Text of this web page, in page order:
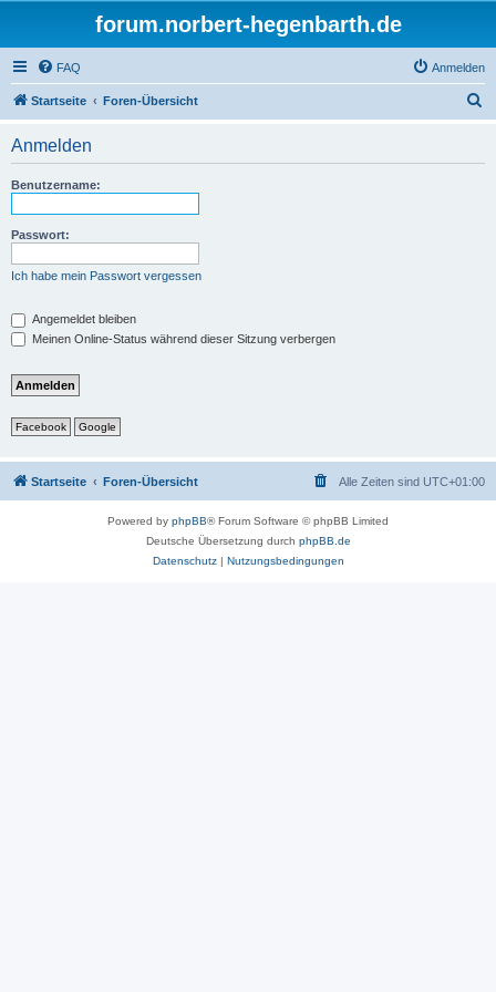
forum.norbert-hegenbarth.de
FAQ Anmelden
Startseite Foren-Übersicht
Anmelden
Benutzername:
Passwort:
Ich habe mein Passwort vergessen
Angemeldet bleiben
Meinen Online-Status während dieser Sitzung verbergen
Facebook Google
Startseite Foren-Übersicht Alle Zeiten sind UTC+01:00
Powered by phpBB® Forum Software © phpBB Limited
Deutsche Übersetzung durch phpBB.de
Datenschutz| Nutzungsbedingungen